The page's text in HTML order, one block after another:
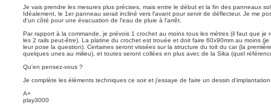
Je vais prendre les mesures plus précises, mais entre le début et la fin des panneaux
Idéalement, le 1er panneau serait incliné vers l'avant pour servir de déflecteur. Je me
d'un côté pour une évacuation de l'eau de pluie à l'arrêt.
Par rapport à la commande, je prévois 1 crochet au moins tous les mètres (il faut que
les 2 rails peut-être). La platine du crochet est trouée et doit faire 60x90mm au moins
leur pose la question). Certaines seront vissées sur la structure du toit du car (la
quelques unes au milieu), et toutes seront collées en plus avec de la Sika (quel
Qu'en pensez-vous ?
Je complète les éléments techniques ce soir et j'essaye de faire un dessin
A+
play3000